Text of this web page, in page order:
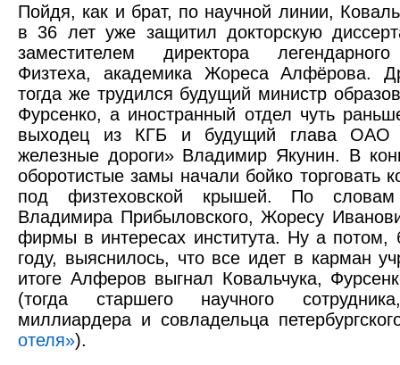
Пойдя, как и брат, по научной линии,
в 36 лет уже защитил докторскую
заместителем директора легендарного
Физтеха, академика Жореса Алфёрова.
тогда же трудился будущий министр
Фурсенко, а иностранный отдел чуть
выходец из КГБ и будущий глава ОАО
железные дороги» Владимир Якунин. В
оборотистые замы начали бойко торговать
под физтеховской крышей. По словам
Владимира Прибыловского, Жоресу
фирмы в интересах института. Ну а потом,
году, выяснилось, что все идет в карман
итоге Алферов выгнал Ковальчука,
(тогда старшего научного
миллиардера и совладельца
отеля»).